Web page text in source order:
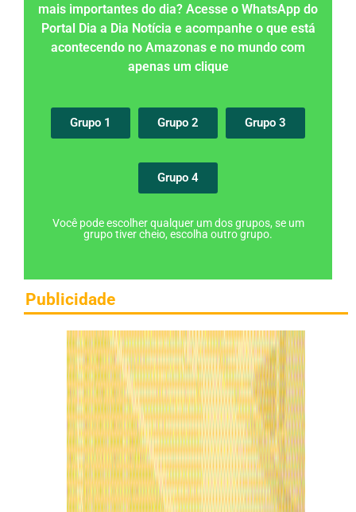
mais importantes do dia? Acesse o WhatsApp do
Portal Dia a Dia Notícia e acompanhe o que está
acontecendo no Amazonas e no mundo com
apenas um clique
Grupo 1 Grupo 2 Grupo 3
Grupo 4
Você pode escolher qualquer um dos grupos, se um
grupo tiver cheio, escolha outro grupo.
Publicidade